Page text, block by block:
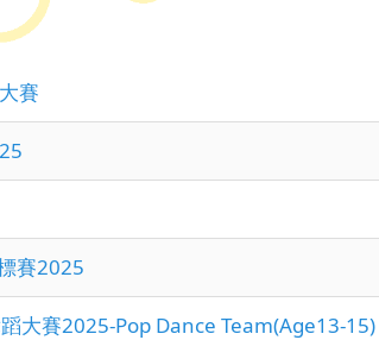
賽
賽2025
大賽2025-Pop Dance Team(Age13-15)